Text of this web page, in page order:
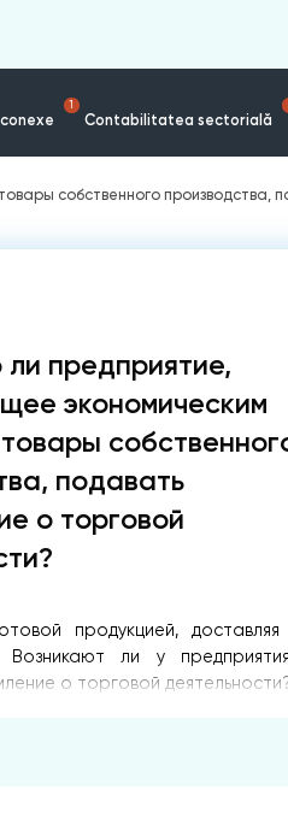
1
Contabilitatea sectorială
собственного производства,
предприятие,
экономическим
подавать
о торговой
продукцией,
ли у
о торговой